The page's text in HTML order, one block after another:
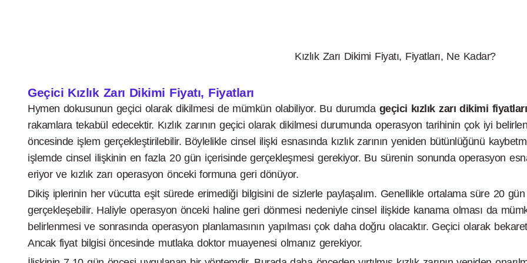
Kızlık Zarı Dikimi Fiyatı, Fiyatları, Ne Kadar?
Geçici Kızlık Zarı Dikimi Fiyatı, Fiyatları
Hymen dokusunun geçici olarak dikilmesi de mümkün olabiliyor. Bu durumda geçici kızlık zarı dikimi fiyatları
rakamlara tekabül edecektir. Kızlık zarının geçici olarak dikilmesi durumunda operasyon tarihinin çok iyi
öncesinde işlem gerçekleştirilebilir. Böylelikle cinsel ilişki esnasında kızlık zarının yeniden bütünlüğünü
işlemde cinsel ilişkinin en fazla 20 gün içerisinde gerçekleşmesi gerekiyor. Bu sürenin sonunda operasyon
eriyor ve kızlık zarı operasyon önceki formuna geri dönüyor.
Dikiş iplerinin her vücutta eşit sürede erimediği bilgisini de sizlerle paylaşalım. Genellikle ortalama süre 20
gerçekleşebilir. Haliyle operasyon önceki haline geri dönmesi nedeniyle cinsel ilişkide kanama olması da
belirlenmesi ve sonrasında operasyon planlamasının yapılması çok daha doğru olacaktır. Geçici olarak
Ancak fiyat bilgisi öncesinde mutlaka doktor muayenesi olmanız gerekiyor.